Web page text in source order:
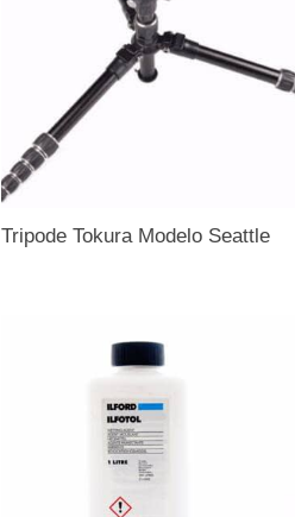
Tripode Tokura Modelo Seattle